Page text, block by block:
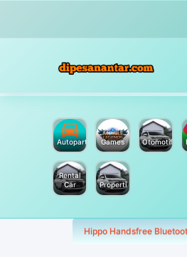
Autoparts Games Otomotif
Rental
Car
Properti
Hippo Handsfree